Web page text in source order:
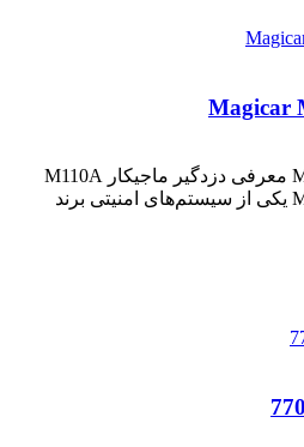
دزدگیر ماجیکار مدل M110A معرفی دزدگیر ماجیکار M110A
دزدگیر ماجیکار مدل M110A یکی از سیستم‌های امنیتی برند